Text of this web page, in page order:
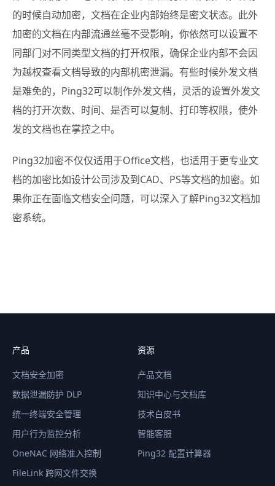
的时候自动加密，文档在企业内部始终是密文状态。此外
加密的文档在内部流通丝毫不受影响，你依然可以设置不
同部门对不同类型文档的打开权限，确保企业内部不会因
为越权查看文档导致的内部机密泄漏。有些时候外发文档
是难免的，Ping32可以制作外发文档，灵活的设置外发文
档的打开次数、时间、是否可以复制、打印等权限，使外
发的文档也在掌控之中。
Ping32加密不仅仅适用于Office文档，也适用于更专业文
档的加密比如设计公司涉及到CAD、PS等文档的加密。如
果你正在面临文档安全问题，可以深入了解Ping32文档加
密系统。
产品
文档安全加密
数据泄漏防护 DLP
统一终端安全管理
用户行为监控分析
OneNAC 网络准入控制
FileLink 跨网文件交换
资源
产品文档
知识中心与文档库
技术白皮书
智能客服
Ping32 配置计算器